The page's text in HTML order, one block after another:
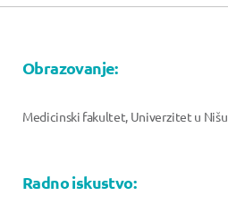
Obrazovanje:
Medicinski fakultet, Univerzitet u Nišu
Radno iskustvo: